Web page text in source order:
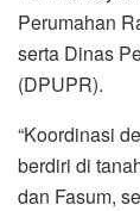
Perumahan
serta Dinas
(DPUPR).
“Koordinasi
berdiri di
dan Fasum,